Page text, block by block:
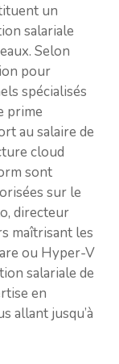
un
salariale
Selon
pour
spécialisés
prime
au salaire de
cloud
sont
sur le
directeur
maîtrisant les
ou Hyper-V
salariale de
en
allant jusqu’à